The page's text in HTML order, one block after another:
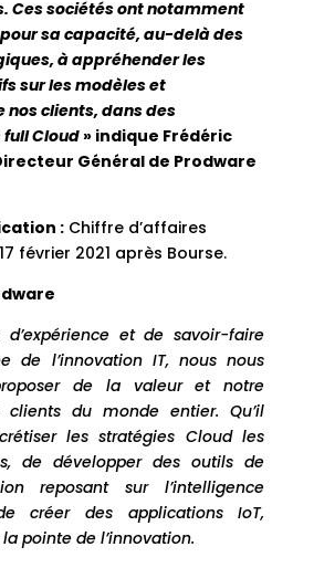
Ces sociétés ont notamment
sa capacité, au-delà des
à appréhender les
sur les modèles et
clients, dans des
Cloud» indique Frédéric
Général de Prodware
:Chiffre d’affaires
février 2021 après Bourse.
et de savoir-faire
de l’innovation IT, nous nous
de la valeur et notre
du monde entier. Qu’il
les stratégies Cloud les
de développer des outils de
reposant sur l’intelligence
créer des applications IoT,
pointe de l’innovation.